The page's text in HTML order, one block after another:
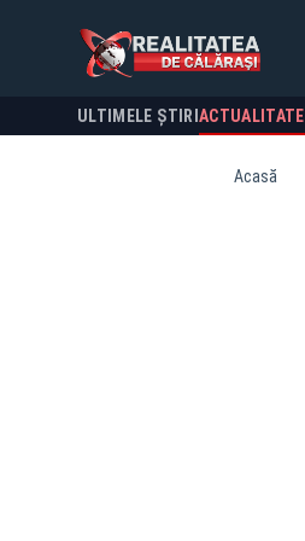
ULTIMELE ȘTIRI ACTUALITATE
Acasă